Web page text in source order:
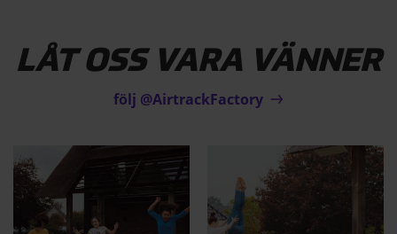
LÅT OSS VARA VÄNNER
följ @AirtrackFactory